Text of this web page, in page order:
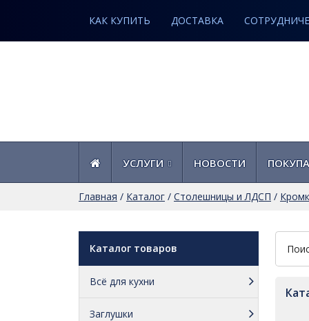
КАК КУПИТЬ ДОСТАВКА
УСЛУГИ НОВОСТИ
Главная / Каталог / Столешницы и ЛДСП /
Каталог товаров
Всё для кухни
Заглушки